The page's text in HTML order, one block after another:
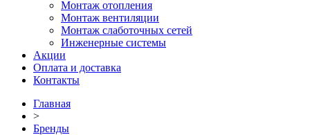
Монтаж отопления
Монтаж вентиляции
Монтаж слаботочных сетей
Инженерные системы
Акции
Оплата и доставка
Контакты
Главная
>
Бренды